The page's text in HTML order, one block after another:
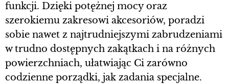
funkcji. Dzięki potężnej mocy oraz
szerokiemu zakresowi akcesoriów, poradzi
sobie nawet z najtrudniejszymi zabrudzeniami
w trudno dostępnych zakątkach i na różnych
powierzchniach, ułatwiając Ci zarówno
codzienne porządki, jak zadania specjalne.